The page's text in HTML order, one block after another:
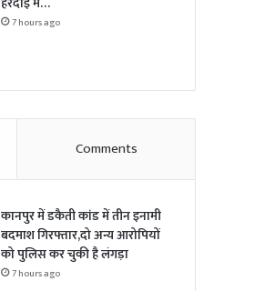
7 hours ago
Comments
कानपुर में डकैती कांड में तीन इनामी
बदमाश गिरफ्तार,दो अन्य आरोपियों
को पुलिस कर चुकी है लंगड़ा
7 hours ago